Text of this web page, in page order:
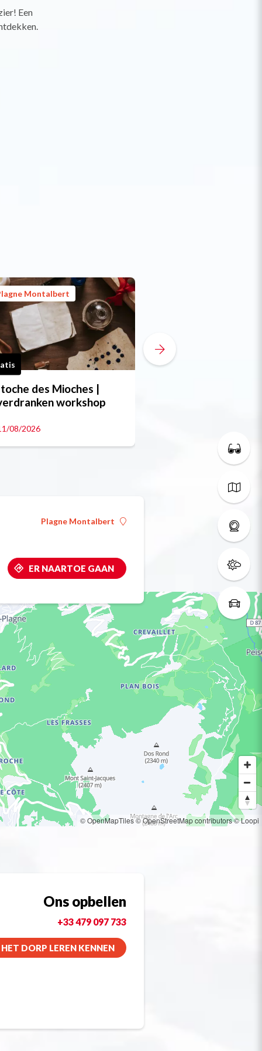
Een
Montalbert
des Mioches |
workshop
08/2026
Plagne Montalbert
ER NAARTOE GAAN
© OpenMapTiles© OpenStreetMap contributors© Loopi
Ons opbellen
+33 479 097 733
HET DORP LEREN KENNEN